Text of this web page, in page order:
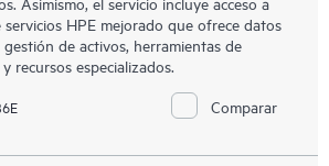
HPE mejorado que ofrece datos
gestión de activos, herramientas de
recursos especializados.
Comparar